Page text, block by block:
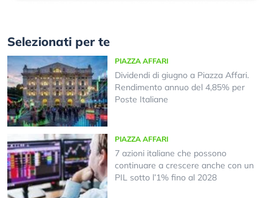
Selezionati per te
PIAZZA AFFARI
Dividendi di giugno a Piazza Affari.
Rendimento annuo del 4,85% per
Poste Italiane
PIAZZA AFFARI
7 azioni italiane che possono
continuare a crescere anche con un
PIL sotto l’1% fino al 2028